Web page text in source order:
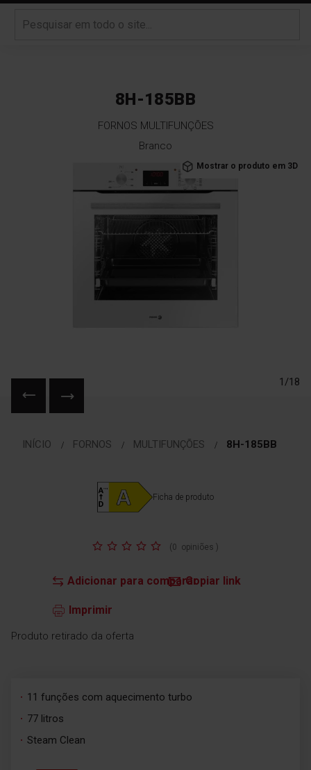
8H-185BB
FORNOS MULTIFUNÇÕES
Branco
Mostrar o produto em 3D
1/18
INÍCIO FORNOS MULTIFUNÇÕES 8H-185BB
Adicionar para compararCopiar link
Imprimir
Produto retirado da oferta
Classificação: (0 opiniões )
Ficha de produto
11 funções com aquecimento turbo
77 litros
Steam Clean